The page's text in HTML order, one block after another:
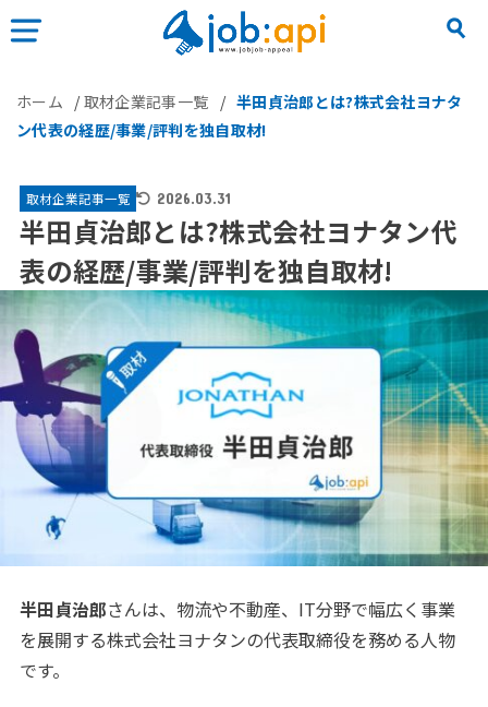
ホーム /取材企業記事一覧 / 半田貞治郎とは?株式会社ヨナタ
ン代表の経歴/事業/評判を独自取材!
取材企業記事一覧 2026.03.31
半田貞治郎とは?株式会社ヨナタン代
表の経歴/事業/評判を独自取材!
半田貞治郎さんは、物流や不動産、IT分野で幅広く事業
を展開する株式会社ヨナタンの代表取締役を務める人物
です。